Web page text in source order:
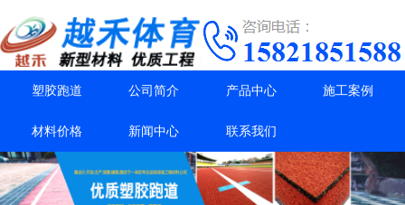
塑胶跑道 公司简介 产品中心 施工案例
材料价格 新闻中心 联系我们